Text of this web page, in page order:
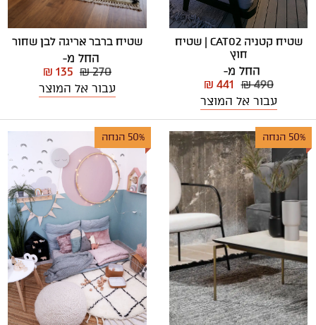
שטיח קטניה CAT02 | שטיח
חוץ
החל מ-
₪ 490
₪ 441
עבור אל המוצר
שטיח ברבר אריגה לבן שחור
החל מ-
₪ 270
₪ 135
עבור אל המוצר
50% הנחה 50% הנחה